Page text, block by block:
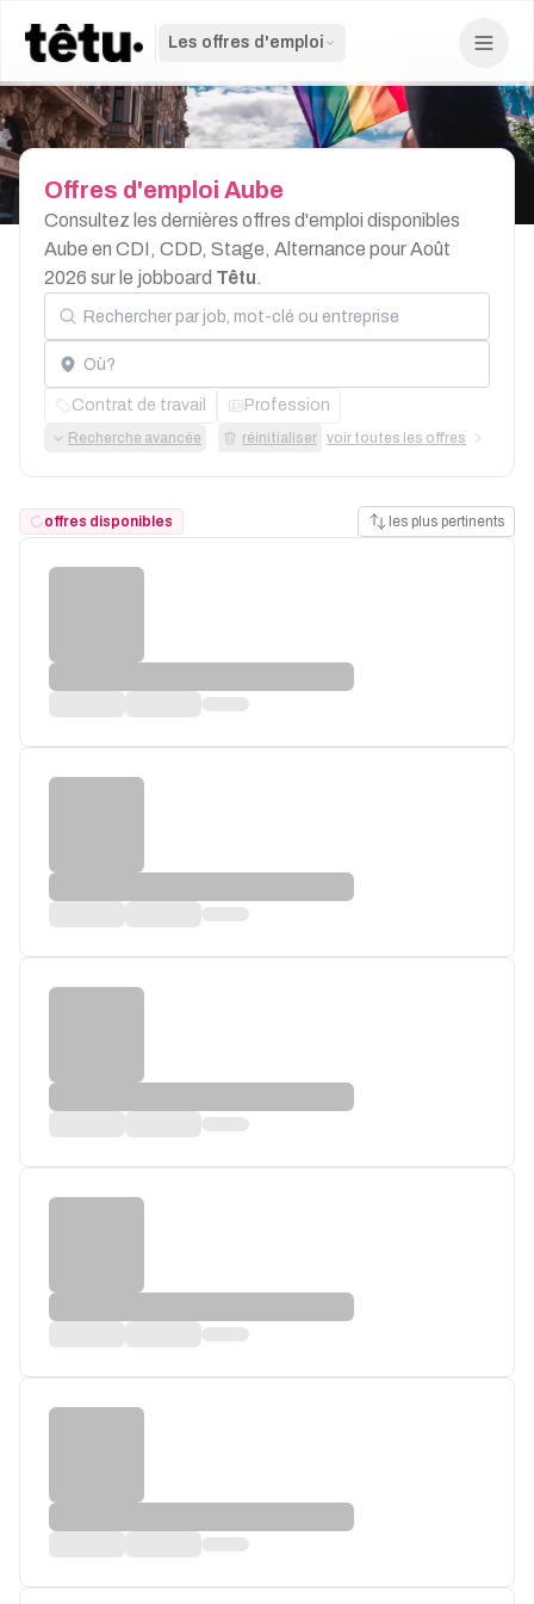
Les offres d'emploi
Offres d'emploi Aube
Consultez les dernières offres d'emploi disponibles
Aube en CDI, CDD, Stage, Alternance pour Août
2026 sur le jobboard Têtu.
Rechercher par job, mot-clé ou entreprise
Localisation
Contrat de travail Profession
Recherche avancée réinitialiser voir toutes les offres
offres disponibles les plus pertinents